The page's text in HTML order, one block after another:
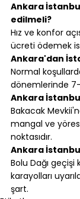
Ankara
edilmeli?
Hız ve konfor
ücreti ödemek
Ankara'dan
Normal
dönemlerinde
Ankara
Bakacak
mangal ve
noktasıdır.
Ankara
Bolu Dağı geçişi
karayolları
şart.